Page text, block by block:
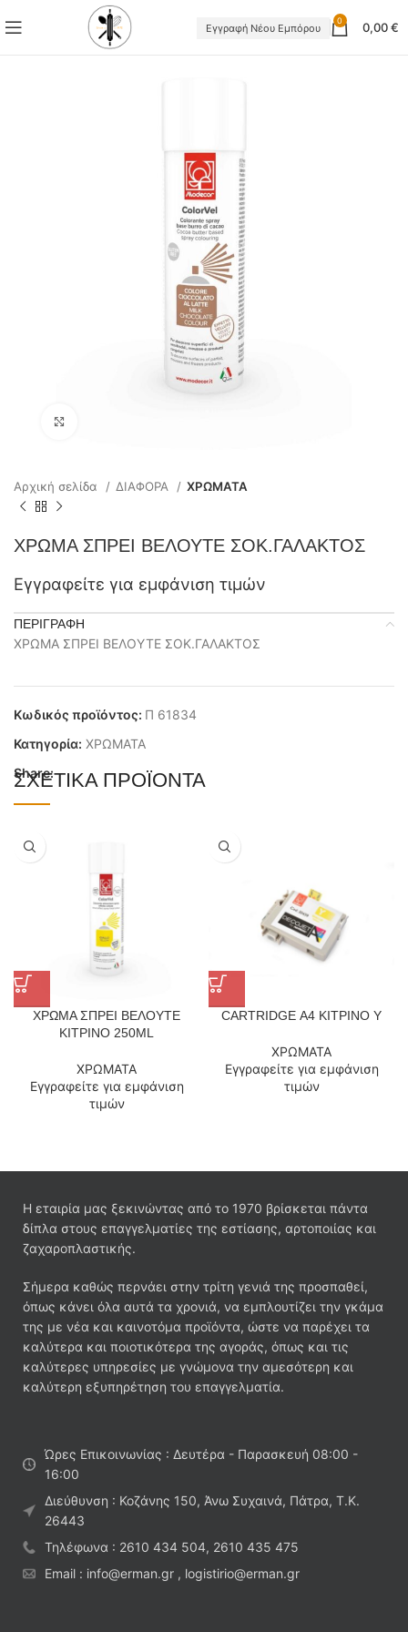
Εγγραφή Νέου Εμπόρου
0 0,00€
Αρχική σελίδα ΔΙΑΦΟΡΑ ΧΡΩΜΑΤΑ
ΧΡΩΜΑ ΣΠΡΕΙ ΒΕΛΟΥΤΕ ΣΟΚ.ΓΑΛΑΚΤΟΣ
Εγγραφείτε για εμφάνιση τιμών
ΠΕΡΙΓΡΑΦΉ
ΧΡΩΜΑ ΣΠΡΕΙ ΒΕΛΟΥΤΕ ΣΟΚ.ΓΑΛΑΚΤΟΣ
Κωδικός προϊόντος: Π 61834
Κατηγορία: ΧΡΩΜΑΤΑ
Share:
ΣΧΕΤΙΚΆ ΠΡΟΪΌΝΤΑ
ΧΡΩΜΑ ΣΠΡΕΙ ΒΕΛΟΥΤΕ
ΚΙΤΡΙΝΟ 250ML
ΧΡΩΜΑΤΑ
Εγγραφείτε για εμφάνιση
τιμών
CARTRIDGE Α4 ΚΙΤΡΙΝΟ Y
ΧΡΩΜΑΤΑ
Εγγραφείτε για εμφάνιση
τιμών
Η εταιρία μας ξεκινώντας από το 1970 βρίσκεται πάντα
δίπλα στους επαγγελματίες της εστίασης, αρτοποιίας και
ζαχαροπλαστικής.
Σήμερα καθώς περνάει στην τρίτη γενιά της προσπαθεί,
όπως κάνει όλα αυτά τα χρονιά, να εμπλουτίζει την γκάμα
της με νέα και καινοτόμα προϊόντα, ώστε να παρέχει τα
καλύτερα και ποιοτικότερα της αγοράς, όπως και τις
καλύτερες υπηρεσίες με γνώμονα την αμεσότερη και
καλύτερη εξυπηρέτηση του επαγγελματία.
Ώρες Επικοινωνίας : Δευτέρα - Παρασκευή 08:00 -
16:00
Διεύθυνση : Κοζάνης 150, Άνω Συχαινά, Πάτρα, Τ.Κ.
26443
Τηλέφωνα : 2610 434 504, 2610 435 475
Email : info@erman.gr , logistirio@erman.gr